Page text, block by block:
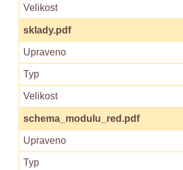
sklady.pdf
schema_modulu_red.pdf